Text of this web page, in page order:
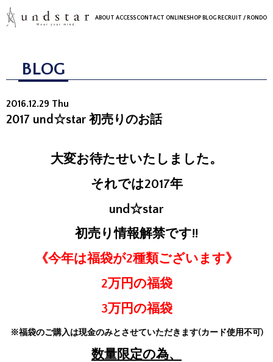
ABOUT ACCESSCONTACT ONLINESHOP BLOG RECRUIT / RONDO
BLOG
2016.12.29 Thu
2017 und☆star 初売りのお話
大変お待たせいたしました。
それでは2017年
und☆star
初売り情報解禁です!!
《今年は福袋が2種類ございます》
2万円の福袋
3万円の福袋
※福袋のご購入は現金のみとさせていただきます(カード使用不可)
数量限定の為、